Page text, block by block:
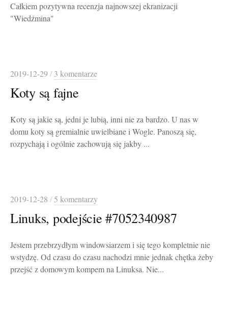
Całkiem pozytywna recenzja najnowszej ekranizacji
"Wiedźmina"
2019-12-29/ 3 komentarze
Koty są fajne
Koty są jakie są, jedni je lubią, inni nie za bardzo. U nas w
domu koty są gremialnie uwielbiane i Wogle. Panoszą się,
rozpychają i ogólnie zachowują się jakby ...
2019-12-28 /5 komentarzy
Linuks, podejście #7052340987
Jestem przebrzydłym windowsiarzem i się tego kompletnie nie
wstydzę. Od czasu do czasu nachodzi mnie jednak chętka żeby
przejść z domowym kompem na Linuksa. Nie...